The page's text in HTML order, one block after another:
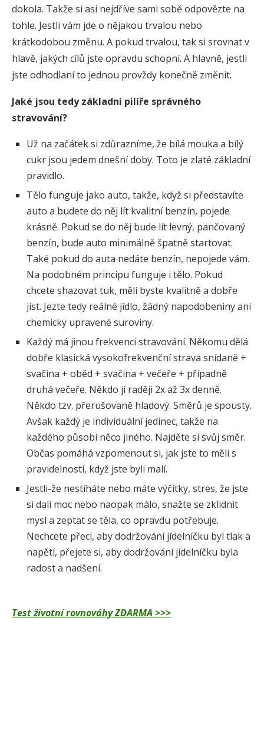
dokola. Takže si asi nejdříve sami sobě odpovězte na
tohle. Jestli vám jde o nějakou trvalou nebo
krátkodobou změnu. A pokud trvalou, tak si srovnat v
hlavě, jakých cílů jste opravdu schopní. A hlavně, jestli
jste odhodlaní to jednou provždy konečně změnit.
Jaké jsou tedy základní pilíře správného
stravování?
Už na začátek si zdůrazníme, že bílá mouka a bílý
cukr jsou jedem dnešní doby. Toto je zlaté základní
pravidlo.
Tělo funguje jako auto, takže, když si představíte
auto a budete do něj lít kvalitní benzín, pojede
krásně. Pokud se do něj bude lít levný, pančovaný
benzín, bude auto minimálně špatně startovat.
Také pokud do auta nedáte benzín, nepojede vám.
Na podobném principu funguje i tělo. Pokud
chcete shazovat tuk, měli byste kvalitně a dobře
jíst. Jezte tedy reálné jídlo, žádný napodobeniny ani
chemicky upravené suroviny.
Každý má jinou frekvenci stravování. Někomu dělá
dobře klasická vysokofrekvenční strava snídaně +
svačina + oběd + svačina + večeře + případně
druhá večeře. Někdo jí raději 2x až 3x denně.
Někdo tzv. přerušovaně hladový. Směrů je spousty.
Avšak každý je individuální jedinec, takže na
každého působí něco jiného. Najděte si svůj směr.
Občas pomáhá vzpomenout si, jak jste to měli s
pravidelností, když jste byli malí.
Jestli-že nestíháte nebo máte výčitky, stres, že jste
si dali moc nebo naopak málo, snažte se zklidnit
mysl a zeptat se těla, co opravdu potřebuje.
Nechcete přeci, aby dodržování jídelníčku byl tlak a
napětí, přejete si, aby dodržování jídelníčku byla
radost a nadšení.
Test životní rovnováhy ZDARMA >>>